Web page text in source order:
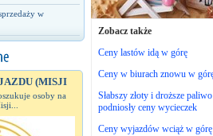
w
(MISJI
osoby na
Zobacz także
Ceny lastów idą w górę
Ceny w biurach znowu w
Słabszy złoty i droższe paliwo
podniosły ceny wycieczek
Ceny wyjazdów wciąż w górę